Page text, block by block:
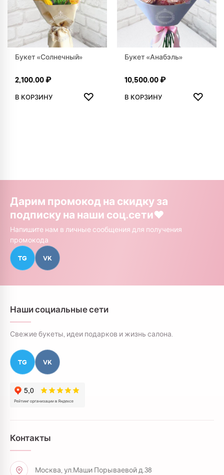
Букет «Солнечный»
2,100.00₽
В КОРЗИНУ ♡
ДОБАВИТЬ В ИЗБРАННОЕ
Букет «Анабэль»
10,500.00₽
В КОРЗИНУ ♡
Дарим промокод на скидку за
подписку на наши соц.сети❤️
Напишите нам в личные сообщения для получения
промокода
TG VK
Наши социальные сети
Свежие букеты, идеи подарков и жизнь салона.
TG VK
Контакты
Москва, ул.Маши Порываевой д.38